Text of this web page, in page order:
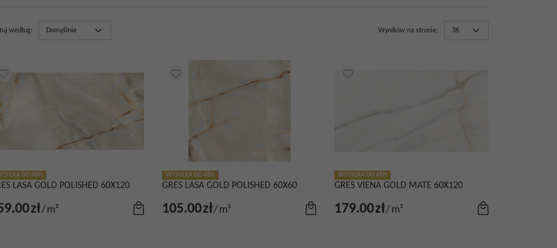
według: Wyników na stronie:
DO 48H
LASA GOLD POLISHED 60X120
zł/ m²
WYSYŁKA DO 48H
GRES LASA GOLD POLISHED 60X60
105.00zł/ m²
WYSYŁKA DO 48H
GRES VIENA GOLD MATE 60X120
179.00zł/ m²